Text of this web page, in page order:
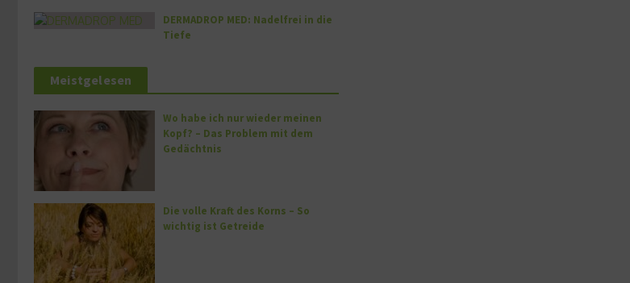
DERMADROP MED: Nadelfrei in die
Tiefe
Meistgelesen
Wo habe ich nur wieder meinen
Kopf? – Das Problem mit dem
Gedächtnis
Die volle Kraft des Korns – So
wichtig ist Getreide